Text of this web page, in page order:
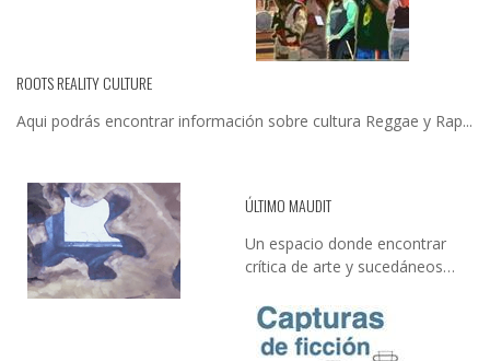
ROOTS REALITY CULTURE
Aqui podrás encontrar información sobre cultura Reggae y Rap...
ÚLTIMO MAUDIT
Un espacio donde encontrar
crítica de arte y sucedáneos…